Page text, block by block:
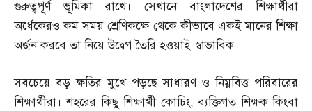
গুরুত্বপূর্ণ ভূমিকা রাখে। সেখানে বাংলাদেশের শিক্ষার্থীরা
অর্ধেকেরও কম সময় শ্রেণিকক্ষে থেকে কীভাবে একই মানের শিক্ষা
অর্জন করবে তা নিয়ে উদ্বেগ তৈরি হওয়াই স্বাভাবিক।
সবচেয়ে বড় ক্ষতির মুখে পড়ছে সাধারণ ও নিম্নবিত্ত পরিবারের
শিক্ষার্থীরা। শহরের কিছু শিক্ষার্থী কোচিং,ব্যক্তিগত শিক্ষক কিংবা